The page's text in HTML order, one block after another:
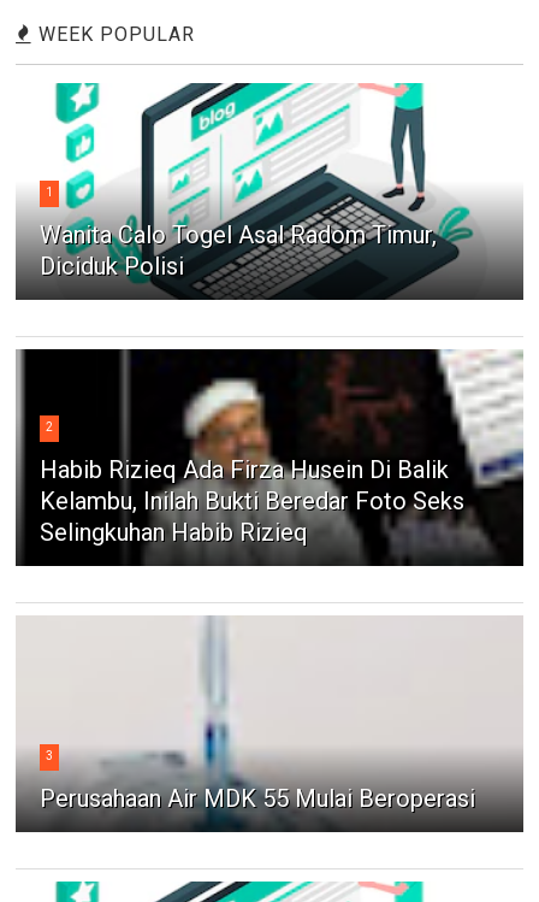
WEEK POPULAR
1
Wanita Calo Togel Asal Radom Timur,
Diciduk Polisi
2
Habib Rizieq Ada Firza Husein Di Balik
Kelambu, Inilah Bukti Beredar Foto Seks
Selingkuhan Habib Rizieq
3
Perusahaan Air MDK 55 Mulai Beroperasi